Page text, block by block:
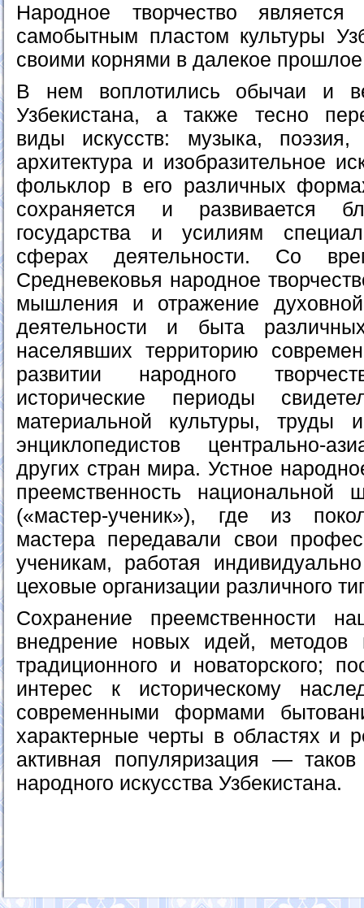
Народное творчество
самобытным пластом культуры
своими корнями в далекое
В нем воплотились обычаи и
Узбекистана, а также тесно
виды искусств: музыка,
архитектура и изобразительное
фольклор в его различных
сохраняется и развивается
государства и усилиям
сферах деятельности. Со
Средневековья народное
мышления и отражение духовной
деятельности и быта
населявших территорию
развитии народного
исторические периоды
материальной культуры, труды
энциклопедистов центрально-
других стран мира. Устное
преемственность национальной
(«мастер-ученик»), где из
мастера передавали свои
ученикам, работая
цеховые организации различного
Сохранение преемственности
внедрение новых идей, методов
традиционного и новаторского;
интерес к историческому
современными формами
характерные черты в областях и
активная популяризация —
народного искусства Узбекистана.